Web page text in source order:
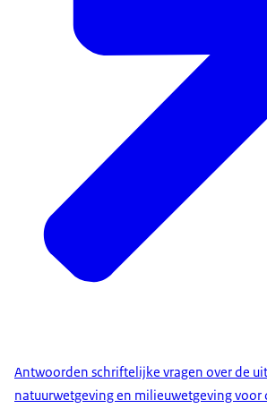
Antwoorden schriftelijke vragen over de
natuurwetgeving en milieuwetgeving voor